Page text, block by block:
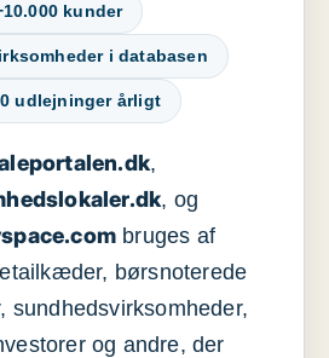
kunder
i databasen
udlejninger årligt
,
, og
bruges af
børsnoterede
sundhedsvirksomheder,
og andre, der